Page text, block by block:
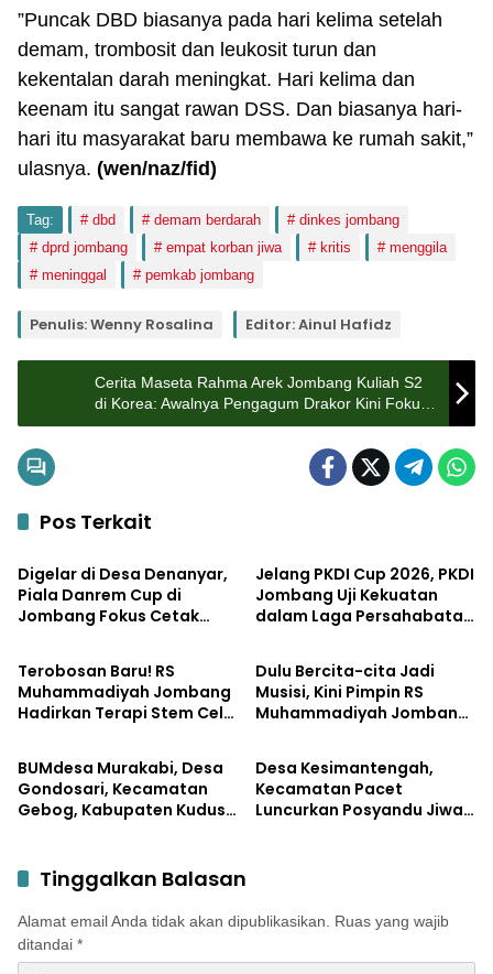
”Puncak DBD biasanya pada hari kelima setelah
demam, trombosit dan leukosit turun dan
kekentalan darah meningkat. Hari kelima dan
keenam itu sangat rawan DSS. Dan biasanya hari-
hari itu masyarakat baru membawa ke rumah sakit,”
ulasnya. (wen/naz/fid)
Tag: dbd demam berdarah
dinkes jombang
dprd jombang
empat korban jiwa kritis
menggila
meninggal
pemkab jombang
Penulis: Wenny Rosalina Editor: Ainul Hafidz
Cerita Maseta Rahma Arek Jombang Kuliah S2
di Korea: Awalnya Pengagum Drakor Kini Fokus
Teknologi
Pos Terkait
Uncategorized
Digelar di Desa Denanyar,
Piala Danrem Cup di
Jombang Fokus Cetak
Jelang PKDI Cup 2026, PKDI
Jombang Uji Kekuatan
dalam Laga Persahabatan
Uncategorized
Terobosan Baru! RS
Muhammadiyah Jombang
Hadirkan Terapi Stem Cell
Uncategorized
Dulu Bercita-cita Jadi
Musisi, Kini Pimpin RS
Muhammadiyah Jombang
Sepenuh Hati
Pemerintahan
BUMdesa Murakabi, Desa
Gondosari, Kecamatan
Gebog, Kabupaten Kudus
Lifestyle
Desa Kesimantengah,
Kecamatan Pacet
Luncurkan Posyandu Jiwa
Tinggalkan Balasan
Alamat email Anda tidak akan dipublikasikan.
Ruas yang wajib
ditandai *